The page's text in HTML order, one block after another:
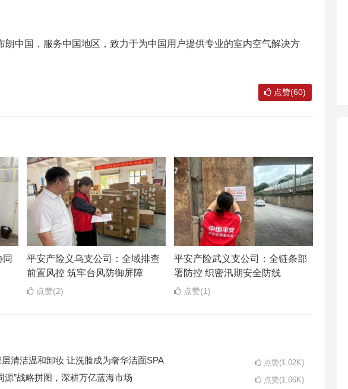
中国，服务中国地区，致力于为中国用户提供专业的室内空气解决方
点赞(60)
平安产险义乌支公司：全域排查
前置风控 筑牢台风防御屏障
点赞(2)
平安产险武义支公司：全链条部
署防控 织密汛期安全防线
点赞(1)
清洁温和卸妆 让洗脸成为奢华洁面SPA 点赞(1.02K)
源”战略拼图，深耕万亿蓝海市场 点赞(1.06K)